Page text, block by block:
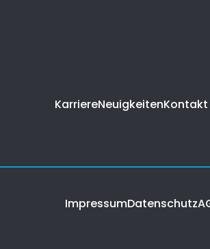
KarriereNeuigkeitenKontakt
ImpressumDatenschutz